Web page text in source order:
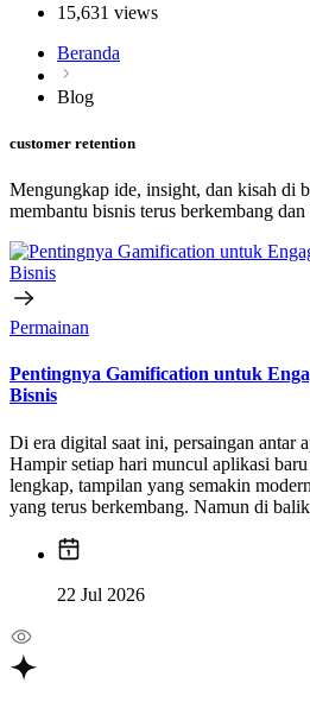
15,631 views
Beranda
Blog
customer retention
Mengungkap ide, insight, dan kisah di
membantu bisnis terus berkembang dan
Permainan
Pentingnya Gamification untuk
Bisnis
Di era digital saat ini, persaingan antar
Hampir setiap hari muncul aplikasi
lengkap, tampilan yang semakin
yang terus berkembang. Namun di
22 Jul 2026